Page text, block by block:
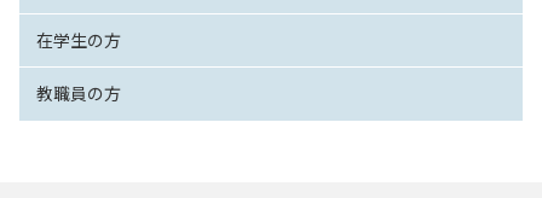
在学生の方
教職員の方